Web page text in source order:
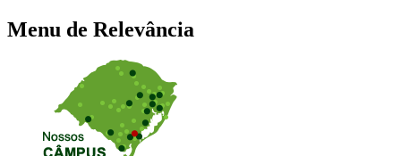
Menu de Relevância